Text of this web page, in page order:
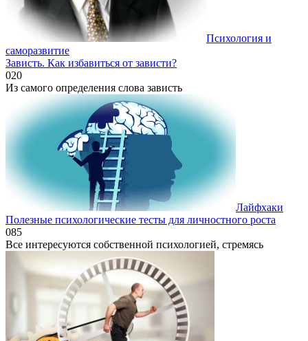
Психология и
саморазвитие
Зависть. Как избавиться от зависти?
020
Из самого определения слова зависть
Лайфхаки
Полезные психологические тесты для личностного роста
085
Все интересуются собственной психологией, стремясь